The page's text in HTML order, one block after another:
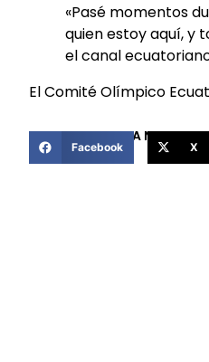
«Pasé momentos
quien estoy aquí, y
el canal ecuatoriano
El Comité Olímpico
COMPARTIR ESTA NOTICIA
Facebook X